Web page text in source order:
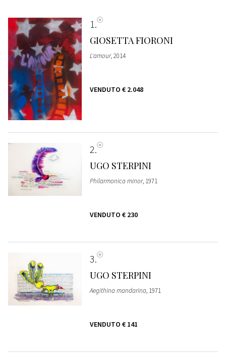
1
GIOSETTA FIORONI
L'amour, 2014
VENDUTO € 2.048
2
UGO STERPINI
Philarmonica minor, 1971
VENDUTO € 230
3
UGO STERPINI
Aegithina mandarina, 1971
VENDUTO € 141